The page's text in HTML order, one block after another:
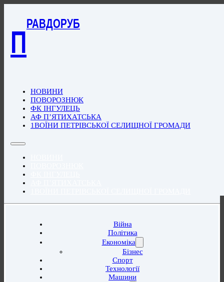
П
РАВДОРУБ
НОВИНИ
ПОВОРОЗНЮК
ФК ІНГУЛЕЦЬ
АФ П’ЯТИХАТСЬКА
1ВОЇНИ ПЕТРІВСЬКОЇ СЕЛИЩНОЇ ГРОМАДИ
Війна
Політика
Економіка
Бізнес
Спорт
Технології
Машини